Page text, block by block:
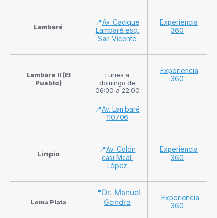
Lambaré
📍Av. Cacique
Lambaré esq.
San Vicente
Experiencia
360
Lambaré II (El
Pueblo)
Lunes a
domingo de
06:00 a 22:00
📍Av. Lambaré
110706
Experiencia
360
Limpio
📍Av. Colón
casi Mcal.
López
Experiencia
360
Loma Plata
📍Dr. Manuel
Gondra
Experiencia
360